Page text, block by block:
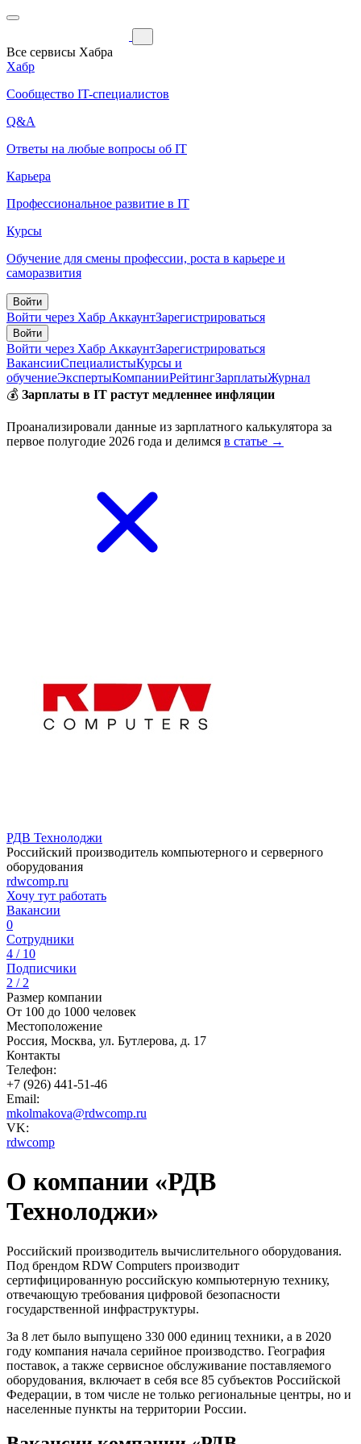
Все сервисы Хабра
Хабр
Сообщество IT-специалистов
Q&A
Ответы на любые вопросы об IT
Карьера
Профессиональное развитие в IT
Курсы
Обучение для смены профессии, роста в карьере и
саморазвития
Войти
Войти через Хабр АккаунтЗарегистрироваться
Войти
Войти через Хабр АккаунтЗарегистрироваться
ВакансииСпециалистыКурсы и
обучениеЭкспертыКомпанииРейтингЗарплатыЖурнал
💰 Зарплаты в IT растут медленнее инфляции
Проанализировали данные из зарплатного калькулятора за
первое полугодие 2026 года и делимся в статье →
РДВ Технолоджи
Российский производитель компьютерного и серверного
оборудования
rdwcomp.ru
Хочу тут работать
Вакансии
0
Сотрудники
4 / 10
Подписчики
2 / 2
Размер компании
От 100 до 1000 человек
Местоположение
Россия, Москва, ул. Бутлерова, д. 17
Контакты
Телефон:
+7 (926) 441-51-46
Email:
mkolmakova@rdwcomp.ru
VK:
rdwcomp
О компании «РДВ
Технолоджи»
Российский производитель вычислительного оборудования.
Под брендом RDW Computers производит
сертифицированную российскую компьютерную технику,
отвечающую требования цифровой безопасности
государственной инфраструктуры.
За 8 лет было выпущено 330 000 единиц техники, а в 2020
году компания начала серийное производство. География
поставок, а также сервисное обслуживание поставляемого
оборудования, включает в себя все 85 субъектов Российской
Федерации, в том числе не только региональные центры, но и
населенные пункты на территории России.